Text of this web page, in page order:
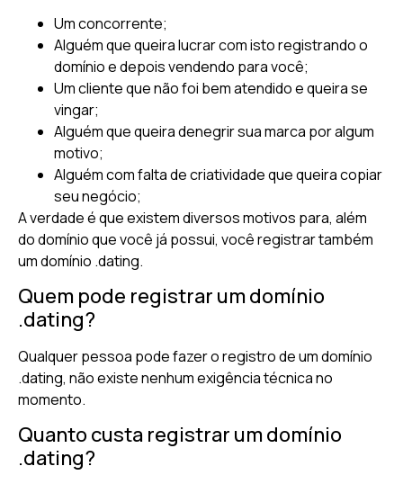
Um concorrente;
Alguém que queira lucrar com isto registrando o
domínio e depois vendendo para você;
Um cliente que não foi bem atendido e queira se
vingar;
Alguém que queira denegrir sua marca por algum
motivo;
Alguém com falta de criatividade que queira copiar
seu negócio;
A verdade é que existem diversos motivos para, além
do domínio que você já possui, você registrar também
um domínio .dating.
Quem pode registrar um domínio
.dating?
Qualquer pessoa pode fazer o registro de um domínio
.dating, não existe nenhum exigência técnica no
momento.
Quanto custa registrar um domínio
.dating?